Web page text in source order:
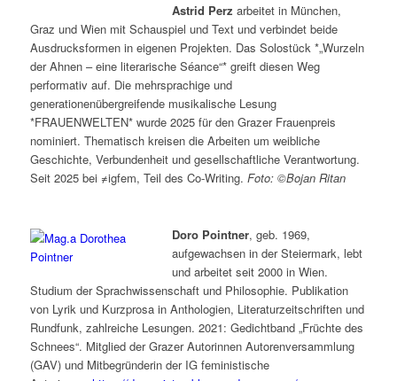
Astrid Perz arbeitet in München,
Graz und Wien mit Schauspiel und Text und verbindet beide
Ausdrucksformen in eigenen Projekten. Das Solostück *„Wurzeln
der Ahnen – eine literarische Séance“* greift diesen Weg
performativ auf. Die mehrsprachige und
generationenübergreifende musikalische Lesung
*FRAUENWELTEN* wurde 2025 für den Grazer Frauenpreis
nominiert. Thematisch kreisen die Arbeiten um weibliche
Geschichte, Verbundenheit und gesellschaftliche Verantwortung.
Seit 2025 bei ≠igfem, Teil des Co-Writing. Foto: ©Bojan Ritan
Doro Pointner, geb. 1969,
aufgewachsen in der Steiermark, lebt
und arbeitet seit 2000 in Wien.
Studium der Sprachwissenschaft und Philosophie. Publikation
von Lyrik und Kurzprosa in Anthologien, Literaturzeitschriften und
Rundfunk, zahlreiche Lesungen. 2021: Gedichtband „Früchte des
Schnees“. Mitglied der Grazer Autorinnen Autorenversammlung
(GAV) und Mitbegründerin der IG feministische